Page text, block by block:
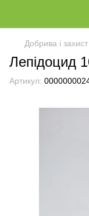
Добрива і
Лепідоцид
Артикул: